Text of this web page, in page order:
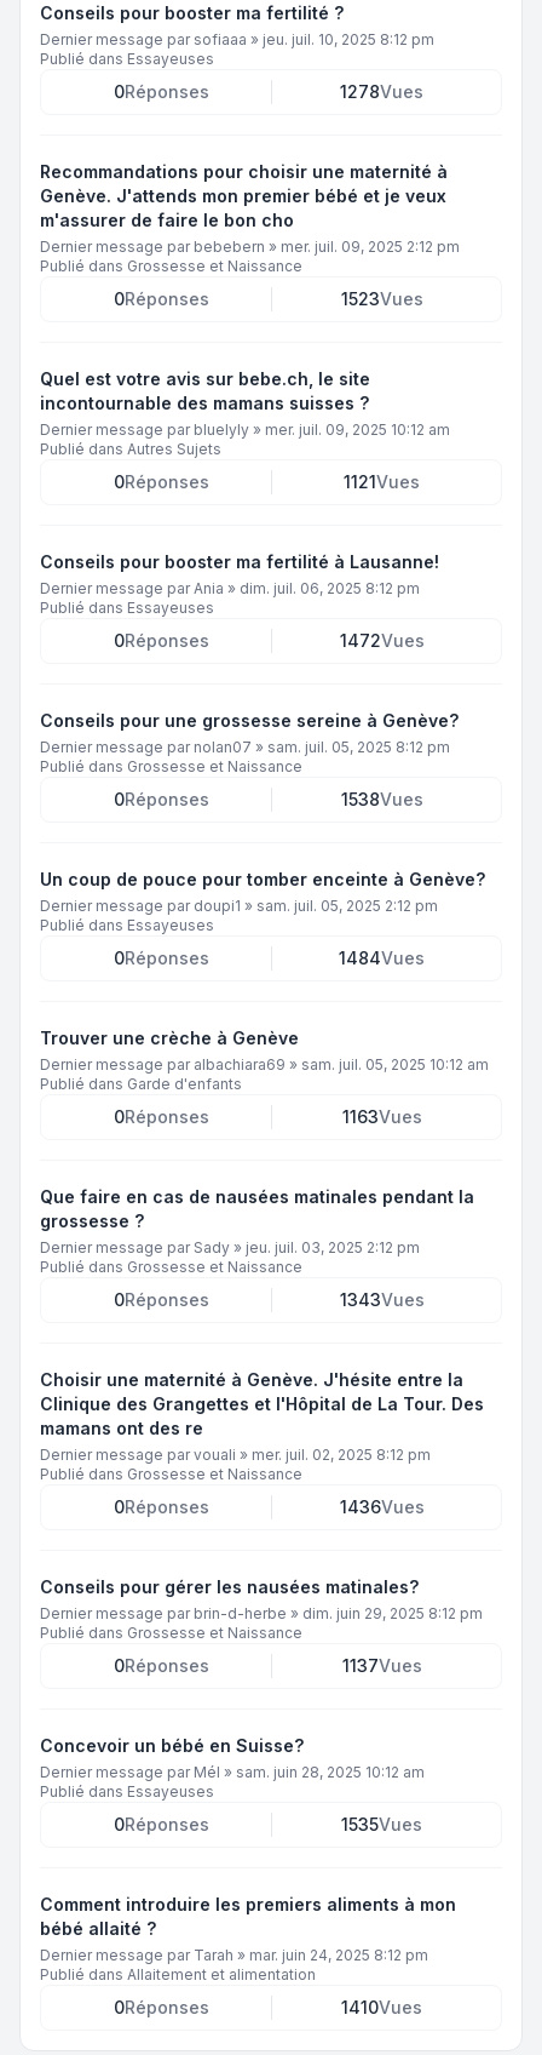
Conseils pour booster ma fertilité ?
Dernier message par sofiaaa » jeu. juil. 10, 2025 8:12 pm
Publié dans Essayeuses
0Réponses 1278Vues
Recommandations pour choisir une maternité à
Genève. J'attends mon premier bébé et je veux
m'assurer de faire le bon cho
Dernier message par bebebern » mer. juil. 09, 2025 2:12 pm
Publié dans Grossesse et Naissance
0Réponses 1523Vues
Quel est votre avis sur bebe.ch, le site
incontournable des mamans suisses ?
Dernier message par bluelyly » mer. juil. 09, 2025 10:12 am
Publié dans Autres Sujets
0Réponses 1121Vues
Conseils pour booster ma fertilité à Lausanne!
Dernier message parAnia » dim. juil. 06, 2025 8:12 pm
Publié dans Essayeuses
0Réponses 1472Vues
Conseils pour une grossesse sereine à Genève?
Dernier message par nolan07 » sam. juil. 05, 2025 8:12 pm
Publié dans Grossesse et Naissance
0Réponses 1538Vues
Un coup de pouce pour tomber enceinte à Genève?
Dernier message par doupi1 » sam. juil. 05, 2025 2:12 pm
Publié dans Essayeuses
0Réponses 1484Vues
Trouver une crèche à Genève
Dernier message par albachiara69 » sam. juil. 05, 2025 10:12 am
Publié dans Garde d'enfants
0Réponses 1163Vues
Que faire en cas de nausées matinales pendant la
grossesse ?
Dernier message par Sady » jeu. juil. 03, 2025 2:12 pm
Publié dans Grossesse et Naissance
0Réponses 1343Vues
Choisir une maternité à Genève. J'hésite entre la
Clinique des Grangettes et l'Hôpital de La Tour. Des
mamans ont des re
Dernier message parvouali » mer. juil. 02, 2025 8:12 pm
Publié dans Grossesse et Naissance
0Réponses 1436Vues
Conseils pour gérer les nausées matinales?
Dernier message par brin-d-herbe » dim. juin 29, 2025 8:12 pm
Publié dans Grossesse et Naissance
0Réponses 1137Vues
Concevoir un bébé en Suisse?
Dernier message par Mél » sam. juin 28, 2025 10:12 am
Publié dans Essayeuses
0Réponses 1535Vues
Comment introduire les premiers aliments à mon
bébé allaité ?
Dernier message par Tarah » mar. juin 24, 2025 8:12 pm
Publié dans Allaitement et alimentation
0Réponses 1410Vues